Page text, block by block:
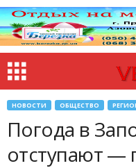
НОВОСТИ ОБЩЕСТВО
Погода в
отступают —